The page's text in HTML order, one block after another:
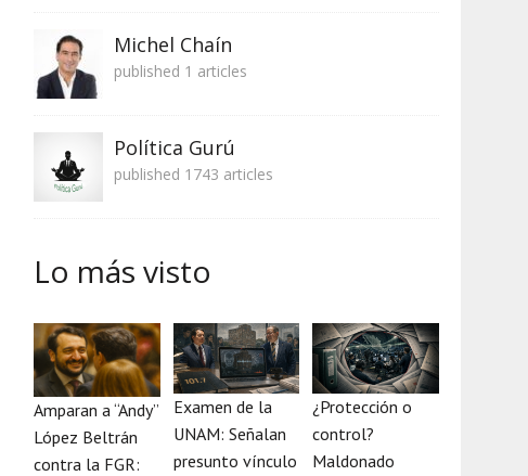
Michel Chaín
published 1 articles
Política Gurú
published 1743 articles
Lo más visto
Amparan a “Andy”
López Beltrán
contra la FGR:
Examen de la
UNAM: Señalan
presunto vínculo
¿Protección o
control?
Maldonado